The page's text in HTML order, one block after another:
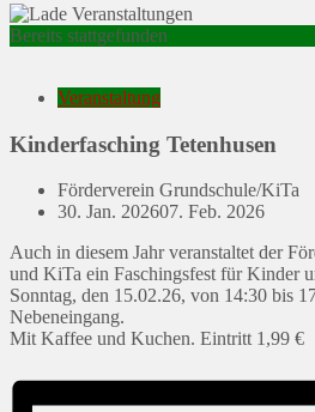
Bereits stattgefunden
Veranstaltung
Kinderfasching Tetenhusen
Förderverein Grundschule/KiTa
Posted
30. Jan. 202607. Feb. 2026
Auch in diesem Jahr veranstaltet der
und KiTa ein Faschingsfest für Kinder
Sonntag, den 15.02.26, von 14:30 bis
Nebeneingang.
Mit Kaffee und Kuchen. Eintritt 1,99 €